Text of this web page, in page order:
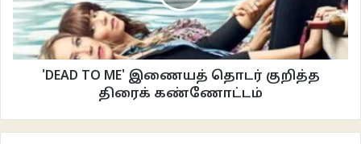
'DEAD TO ME' இணையத் தொடர் குறித்த
திரைக் கண்ணோட்டம்